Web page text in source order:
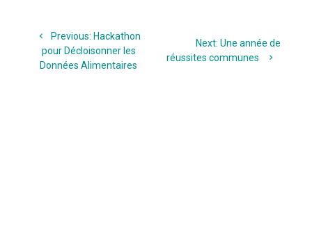
Previous: Previous
post:
Hackathon
pour Décloisonner les
Données Alimentaires
Next: Next
post:
Une année de
réussites communes